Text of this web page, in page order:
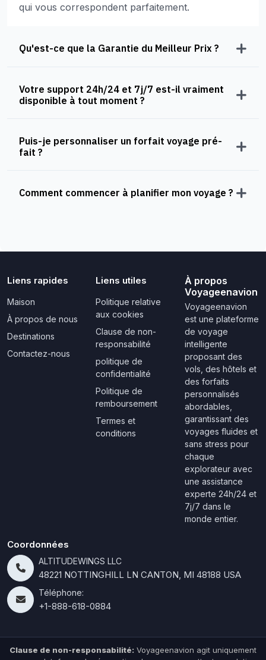
qui vous correspondent parfaitement.
Qu'est-ce que la Garantie du Meilleur Prix ?
Votre support 24h/24 et 7j/7 est-il vraiment
disponible à tout moment ?
Puis-je personnaliser un forfait voyage pré-
fait ?
Comment commencer à planifier mon voyage ?
Liens rapides
Maison
À propos de nous
Destinations
Contactez-nous
Liens utiles
Politique relative
aux cookies
Clause de non-
responsabilité
politique de
confidentialité
Politique de
remboursement
Termes et
conditions
À propos
Voyageenavion
Voyageenavion
est une plateforme
de voyage
intelligente
proposant des
vols, des hôtels et
des forfaits
personnalisés
abordables,
garantissant des
voyages fluides et
sans stress pour
chaque
explorateur avec
une assistance
experte 24h/24 et
7j/7 dans le
monde entier.
Coordonnées
ALTITUDEWINGS LLC
48221 NOTTINGHILL LN CANTON, MI 48188 USA
Téléphone:
+1-888-618-0884
Clause de non-responsabilité: Voyageenavion agit uniquement